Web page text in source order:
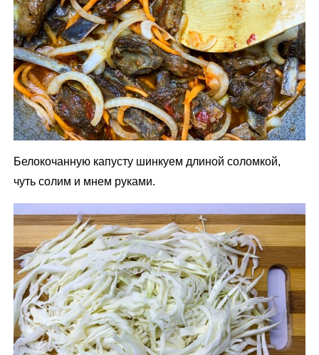
Белокочанную капусту шинкуем длиной соломкой,
чуть солим и мнем руками.